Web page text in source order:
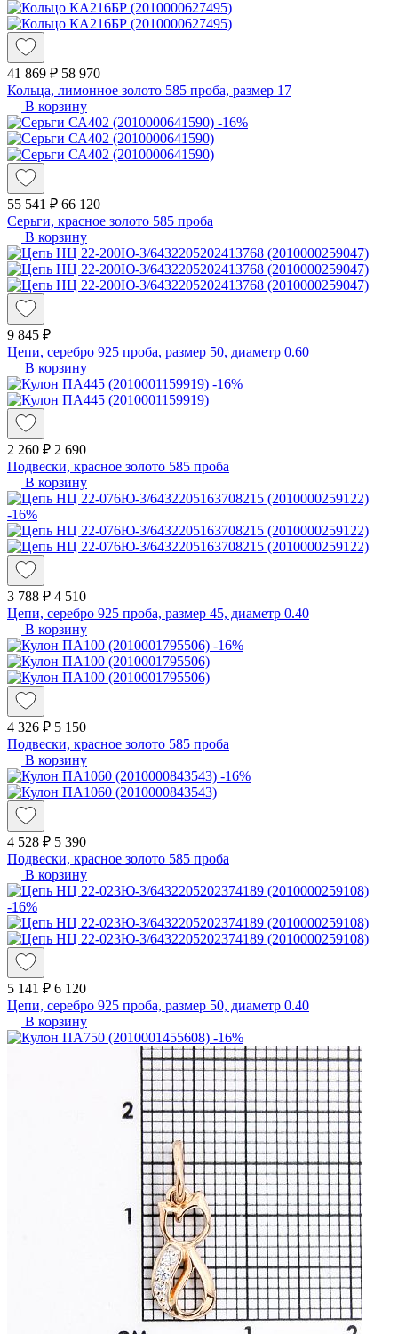
41 869 ₽ 58 970
Кольца, лимонное золото 585 проба, размер 17
В корзину
-16%
55 541 ₽ 66 120
Серьги, красное золото 585 проба
В корзину
9 845 ₽
Цепи, серебро 925 проба, размер 50, диаметр 0.60
В корзину
-16%
2 260 ₽ 2 690
Подвески, красное золото 585 проба
В корзину
-16%
3 788 ₽ 4 510
Цепи, серебро 925 проба, размер 45, диаметр 0.40
В корзину
-16%
4 326 ₽ 5 150
Подвески, красное золото 585 проба
В корзину
-16%
4 528 ₽ 5 390
Подвески, красное золото 585 проба
В корзину
-16%
5 141 ₽ 6 120
Цепи, серебро 925 проба, размер 50, диаметр 0.40
В корзину
-16%